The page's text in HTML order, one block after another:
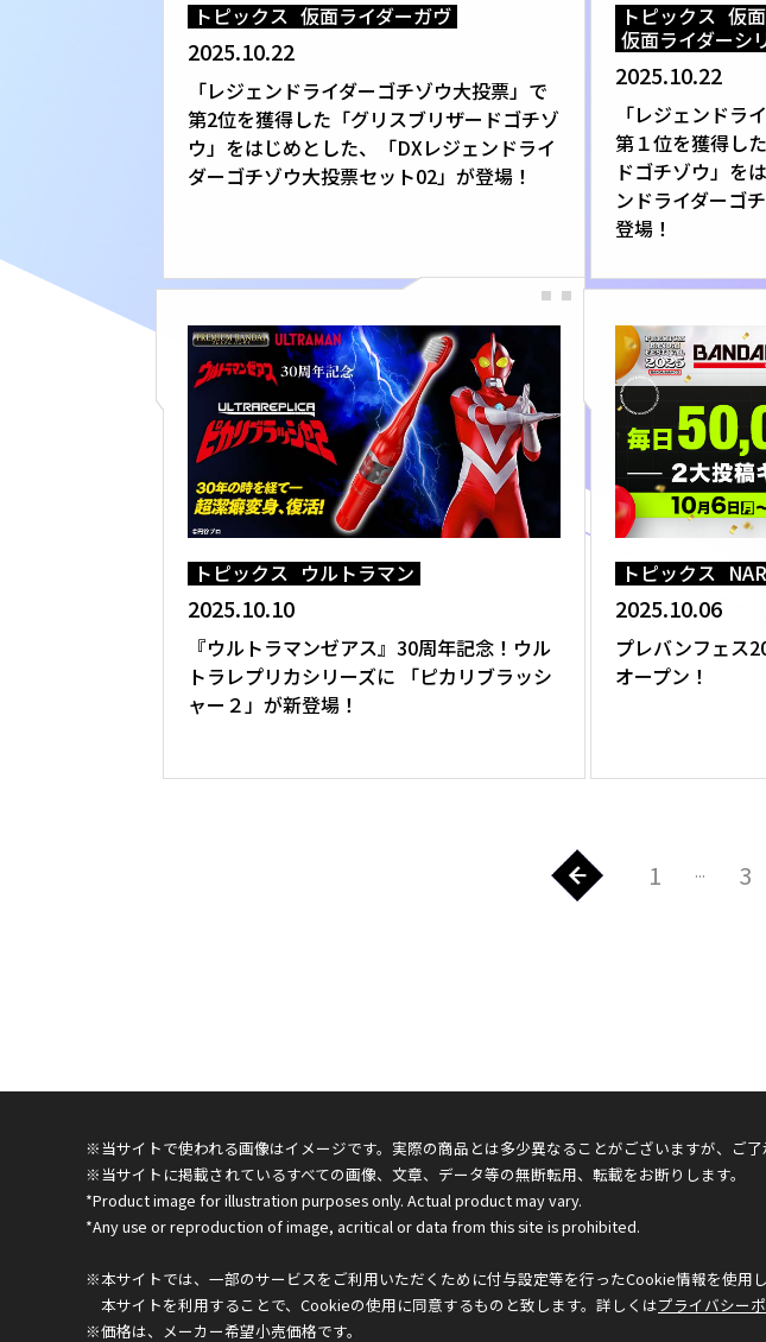
トピックス 仮面ライダーガヴ
2025.10.22
「レジェンドライダーゴチゾウ大投票」で
第2位を獲得した「グリスブリザードゴチゾ
ウ」をはじめとした、「DXレジェンドライ
ダーゴチゾウ大投票セット02」が登場！
トピックス 仮
仮面ライダーシ
2025.10.22
「レジェンドラ
第１位を獲得し
ドゴチゾウ」を
ンドライダーゴ
登場！
トピックス ウルトラマン
2025.10.10
『ウルトラマンゼアス』30周年記念！ウル
トラレプリカシリーズに 「ピカリブラッシ
ャー２」が新登場！
トピックス
2025.10.06
プレバンフェス
オープン！
1 ... 3
※当サイトで使われる画像はイメージです。実際の商品とは多少異なることがございますが、ご了
※当サイトに掲載されているすべての画像、文章、データ等の無断転用、転載をお断りします。
*Product image for illustration purposes only. Actual product may vary.
*Any use or reproduction of image, acritical or data from this site is prohibited.
※本サイトでは、一部のサービスをご利用いただくために付与設定等を行ったCookie情報を使用し
本サイトを利用することで、Cookieの使用に同意するものと致します。詳しくはプライバシー
※価格は、メーカー希望小売価格です。